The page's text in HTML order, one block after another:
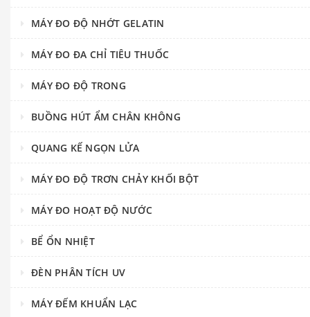
MÁY ĐO ĐỘ NHỚT GELATIN
MÁY ĐO ĐA CHỈ TIÊU THUỐC
MÁY ĐO ĐỘ TRONG
BUỒNG HÚT ẨM CHÂN KHÔNG
QUANG KẾ NGỌN LỬA
MÁY ĐO ĐỘ TRƠN CHẢY KHỐI BỘT
MÁY ĐO HOẠT ĐỘ NƯỚC
BỂ ỔN NHIỆT
ĐÈN PHÂN TÍCH UV
MÁY ĐẾM KHUẨN LẠC